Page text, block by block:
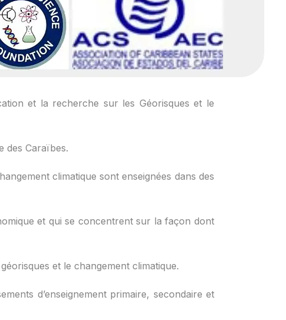
et la recherche sur les Géorisques et le
des Caraïbes.
climatique sont enseignées dans des
et qui se concentrent sur la façon dont
et le changement climatique.
d’enseignement primaire, secondaire et